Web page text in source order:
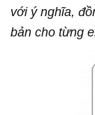
với ý nghĩa,
bản cho từng